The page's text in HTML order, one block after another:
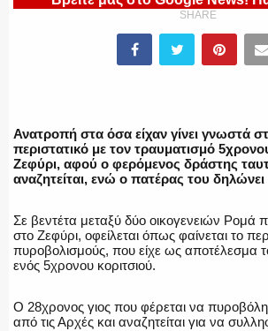
ΕΛΛΗΝΙΚΗ ΑΣΤΥΝΟΜΙΑ
ΠΥΡΟΣΒΕΣΤΙΚΗ
ΛΙΜΕΝΙΚΟ
ΕΝΟΠΛΕΣ ΔΥΝΑΜΕΙΣ
SHARE
Ανατροπή στα όσα είχαν γίνει γνωστά
περιστατικό με τον τραυματισμό
Ζεφύρι, αφού ο φερόμενος δράστης
αναζητείται, ενώ ο πατέρας του δηλώνει
Σε βεντέτα μεταξύ δύο οικογενειών Ρομά
στο Ζεφύρι, οφείλεται όπως φαίνεται το
πυροβολισμούς, που είχε ως αποτέλεσμα
ενός 5χρονου κοριτσιού.
Ο 28χρονος γιος που φέρεται να
από τις Αρχές και αναζητείται για να